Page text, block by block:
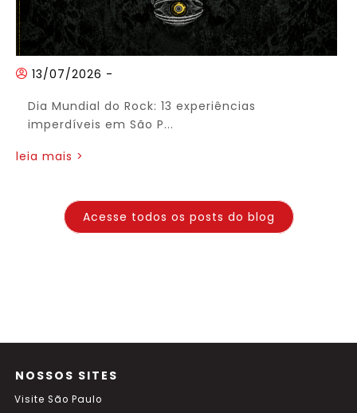
13/07/2026 -
Dia Mundial do Rock: 13 experiências
imperdíveis em São P...
leia mais >
Acesse todos os posts do blog
NOSSOS SITES
Visite São Paulo